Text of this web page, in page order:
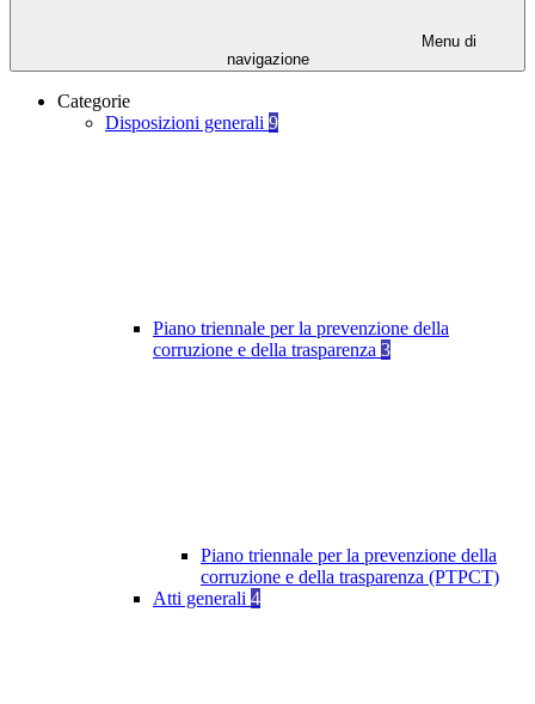
Menu di
navigazione
Categorie
Disposizioni generali 9
Piano triennale per la prevenzione della
corruzione e della trasparenza 3
Piano triennale per la prevenzione della
corruzione e della trasparenza (PTPCT)
Atti generali 4